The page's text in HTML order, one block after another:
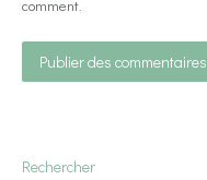
comment.
Publier des commentaires
Rechercher